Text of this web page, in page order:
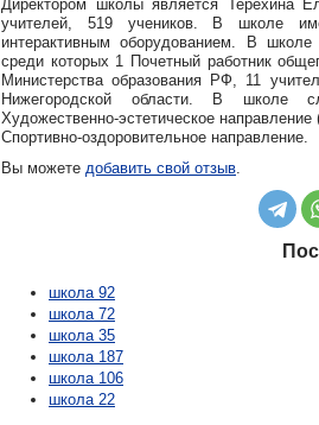
Директором школы является Терёхина
учителей, 519 учеников. В школе
интерактивным оборудованием. В
среди которых 1 Почетный работник
Министерства образования РФ, 11
Нижегородской области. В школе
Художественно-эстетическое
Спортивно-оздоровительное направление.
Вы можете добавить свой отзыв.
школа 92
школа 72
школа 35
школа 187
школа 106
школа 22